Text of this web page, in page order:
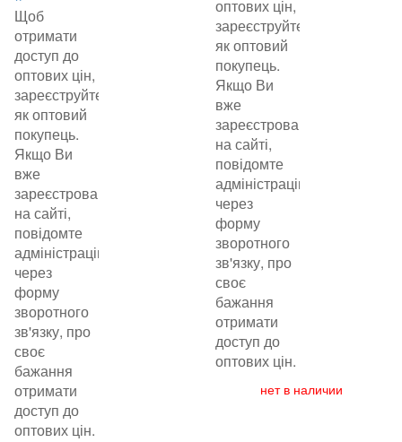
Щоб
отримати
доступ до
оптових цін,
зареєструйтеся
як оптовий
покупець.
Якщо Ви
вже
зареєстровані
на сайті,
повідомте
адміністрацію
через
форму
зворотного
зв'язку, про
своє
бажання
отримати
доступ до
оптових цін.
оптових цін,
зареєструйтеся
як оптовий
покупець.
Якщо Ви
вже
зареєстровані
на сайті,
повідомте
адміністрацію
через
форму
зворотного
зв'язку, про
своє
бажання
отримати
доступ до
оптових цін.
нет в наличии